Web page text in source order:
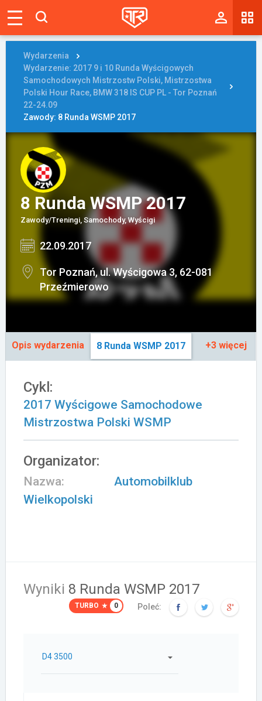
Tablica
Wyniki
Blogi
Galerie
Wydarzenia
Giełda
Ranking
Zaloguj się
Załóż konto
Wydarzenia
Wydarzenie: 2017 9 i 10 Runda Wyścigowych
Samochodowych Mistrzostw Polski, Mistrzostwa
Polski Hour Race, BMW 318 IS CUP PL - Tor Poznań
22-24.09
Zawody: 8 Runda WSMP 2017
8 Runda WSMP 2017
Zawody/Treningi, Samochody, Wyścigi
22.09.2017
Tor Poznań, ul. Wyścigowa 3, 62-081
Przeźmierowo
Opis wydarzenia +3 więcej
8 Runda WSMP 2017
Cykl:
2017 Wyścigowe Samochodowe
Mistrzostwa Polski WSMP
Organizator:
Nazwa:
Automobilklub
Wielkopolski
Wyniki 8 Runda WSMP 2017
TURBO 0 Poleć:
D4 3500